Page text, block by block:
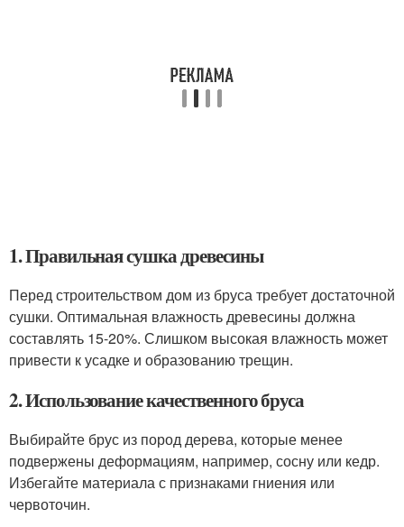
1. Правильная сушка древесины
Перед строительством дом из бруса требует достаточной
сушки. Оптимальная влажность древесины должна
составлять 15-20%. Слишком высокая влажность может
привести к усадке и образованию трещин.
2. Использование качественного бруса
Выбирайте брус из пород дерева, которые менее
подвержены деформациям, например, сосну или кедр.
Избегайте материала с признаками гниения или
червоточин.